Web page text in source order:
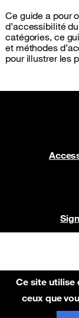
Ce site utilise
ceux que
Ce guide a pour
d’accessibilité
catégories, ce
et méthodes
pour illustrer les